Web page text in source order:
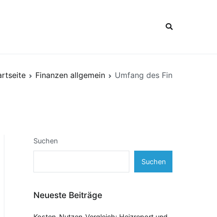
Finanzen allgemein Umfang des Fin
Suchen
Suchen
Neueste Beiträge